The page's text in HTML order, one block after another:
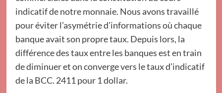
indicatif de notre monnaie. Nous avons travaillé
pour éviter l’asymétrie d’informations où chaque
banque avait son propre taux. Depuis lors, la
différence des taux entre les banques est en train
de diminuer et on converge vers le taux d’indicatif
de la BCC. 2411 pour 1 dollar.